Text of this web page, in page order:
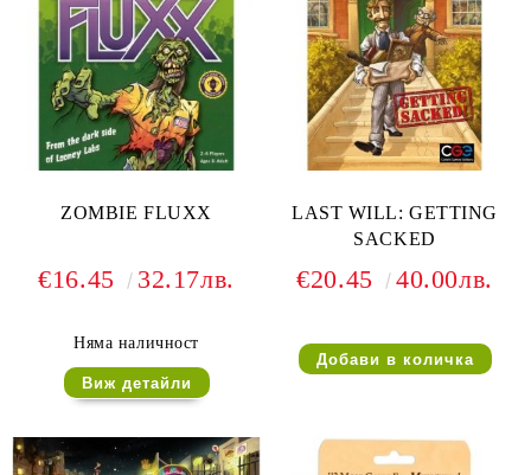
ZOMBIE FLUXX
€16.45 32.17лв.
Няма наличност
Виж детайли
LAST WILL: GETTING
SACKED
€20.45 40.00лв.